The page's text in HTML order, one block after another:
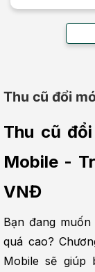
Thu cũ đổi
Thu cũ
Mobile -
VNĐ
Bạn đang
quá cao?
Mobile sẽ giúp